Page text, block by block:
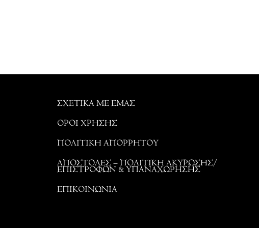
ΣΧΕΤΙΚΑ ΜΕ ΕΜΑΣ
ΟΡΟΙ ΧΡΗΣΗΣ
ΠΟΛΙΤΙΚΗ ΑΠΟΡΡΗΤΟΥ
ΑΠΟΣΤΟΛΕΣ – ΠΟΛΙΤΙΚΗ ΑΚΥΡΩΣΗΣ/
ΕΠΙΣΤΡΟΦΩΝ & ΥΠΑΝΑΧΩΡΗΣΗΣ
ΕΠΙΚΟΙΝΩΝΙΑ